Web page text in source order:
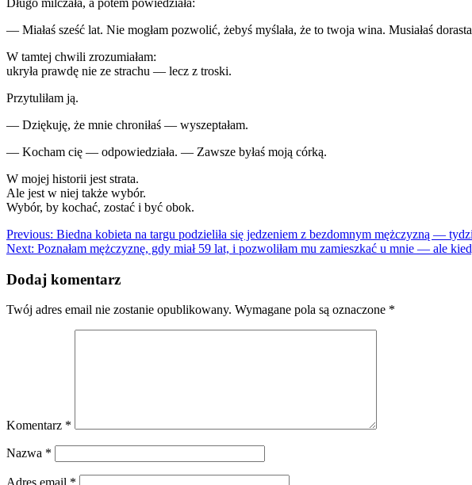
— Miałaś sześć lat. Nie mogłam pozwolić, żebyś myślała, że to twoja wina. Musiałaś
W tamtej chwili zrozumiałam:
ukryła prawdę nie ze strachu — lecz z troski.
Przytuliłam ją.
— Dziękuję, że mnie chroniłaś — wyszeptałam.
— Kocham cię — odpowiedziała. — Zawsze byłaś moją córką.
W mojej historii jest strata.
Ale jest w niej także wybór.
Wybór, by kochać, zostać i być obok.
Nawigacja
wpisu
Previous: Biedna kobieta na targu podzieliła się jedzeniem z bezdomnym mężczyzną —
Next: Poznałam mężczyznę, gdy miał 59 lat, i pozwoliłam mu zamieszkać u mnie — ale
Dodaj komentarz
Twój adres email nie zostanie opublikowany. Wymagane pola są oznaczone *
Komentarz *
Nazwa *